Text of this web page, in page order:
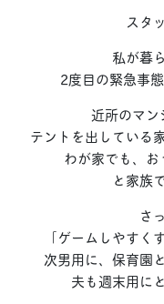
スタ
私が暮
2度目の緊急事
近所のマン
テントを出している
わが家でも、
と家族
さ
「ゲームしやすく
次男用に、保育園
夫も週末用に